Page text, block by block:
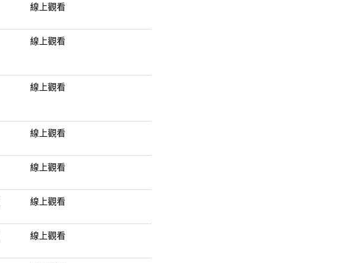
線上觀看
線上觀看
線上觀看
線上觀看
線上觀看
線上觀看
線上觀看